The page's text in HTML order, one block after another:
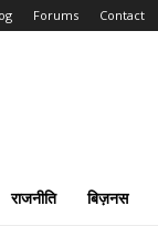
Forums Contact
राजनीति बिज़नस